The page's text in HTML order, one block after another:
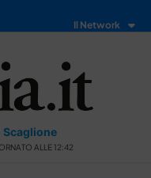
Il Network
Scaglione
ALLE 12:42